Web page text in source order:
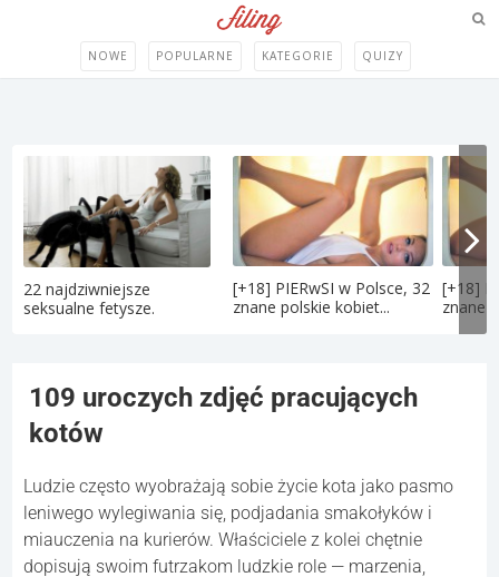
NOWE POPULARNE KATEGORIE QUIZY
22 najdziwniejsze
seksualne fetysze.
[+18] PIERwSI w Polsce, 32
znane polskie kobiet...
[+18]
znane
109 uroczych zdjęć pracujących
kotów
Ludzie często wyobrażają sobie życie kota jako pasmo
leniwego wylegiwania się, podjadania smakołyków i
miauczenia na kurierów. Właściciele z kolei chętnie
dopisują swoim futrzakom ludzkie role — marzenia,